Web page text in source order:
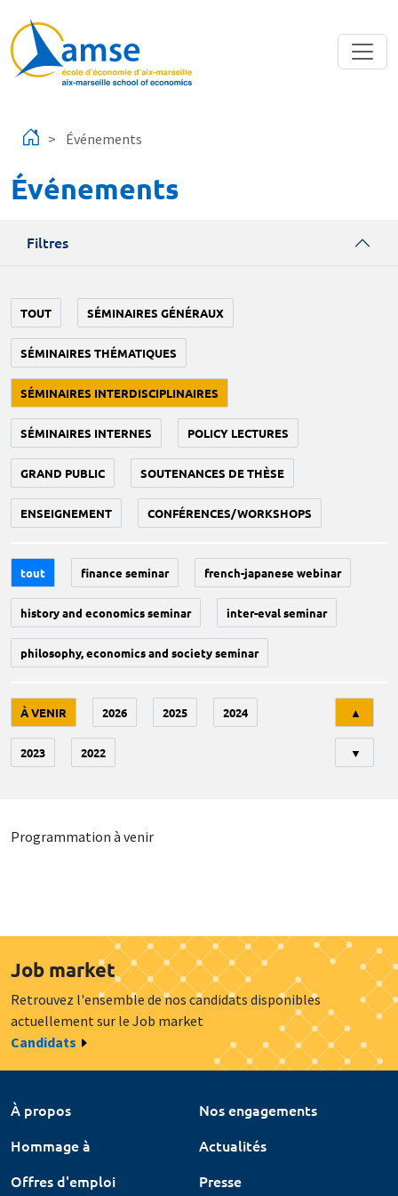
Événements
Événements
Filtres
TOUT SÉMINAIRES GÉNÉRAUX
SÉMINAIRES THÉMATIQUES
SÉMINAIRES INTERDISCIPLINAIRES
SÉMINAIRES INTERNES POLICY LECTURES
GRAND PUBLIC SOUTENANCES DE THÈSE
ENSEIGNEMENT CONFÉRENCES/WORKSHOPS
tout finance seminar french-japanese webinar
history and economics seminar inter-eval seminar
philosophy, economics and society seminar
À VENIR 2026 2025 2024
2023 2022
▲
▼
Programmation à venir
Job market
Retrouvez l'ensemble de nos candidats disponibles
actuellement sur le Job market
Candidats
À propos
Nos engagements
Hommage à
Actualités
Offres d'emploi
Presse